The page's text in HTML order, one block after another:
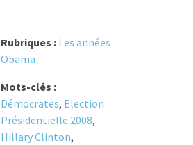
Rubriques : Les années
Obama
Mots-clés :
Démocrates, Election
Présidentielle 2008,
Hillary Clinton,